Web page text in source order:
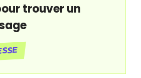
trouver un